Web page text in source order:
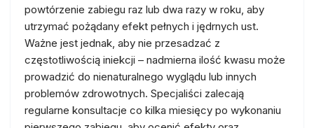
powtórzenie zabiegu raz lub dwa razy w roku, aby
utrzymać pożądany efekt pełnych i jędrnych ust.
Ważne jest jednak, aby nie przesadzać z
częstotliwością iniekcji – nadmierna ilość kwasu może
prowadzić do nienaturalnego wyglądu lub innych
problemów zdrowotnych. Specjaliści zalecają
regularne konsultacje co kilka miesięcy po wykonaniu